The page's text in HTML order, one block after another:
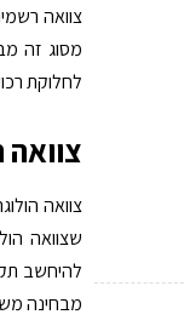
צוואה
מסוג זה
לחלוקת
צוואה
צוואה
שצוואה
להיחשב
מבחינה